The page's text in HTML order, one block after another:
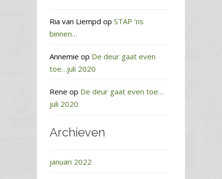
Ria van Liempd op STAP ‘ns
binnen…
Annemie op De deur gaat even
toe…juli 2020
Rene op De deur gaat even toe…
juli 2020
Archieven
januari 2022